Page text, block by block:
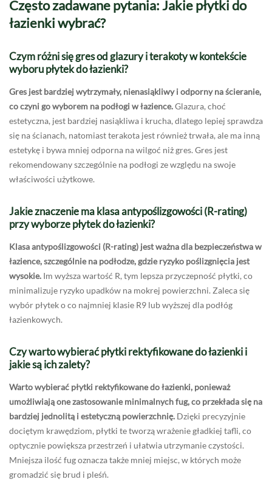
Często zadawane pytania: Jakie płytki do
łazienki wybrać?
Czym różni się gres od glazury i terakoty w kontekście
wyboru płytek do łazienki?
Gres jest bardziej wytrzymały, nienasiąkliwy i odporny na ścieranie,
co czyni go wyborem na podłogi w łazience.Glazura, choć
estetyczna, jest bardziej nasiąkliwa i krucha, dlatego lepiej sprawdza
się na ścianach, natomiast terakota jest również trwała, ale ma inną
estetykę i bywa mniej odporna na wilgoć niż gres. Gres jest
rekomendowany szczególnie na podłogi ze względu na swoje
właściwości użytkowe.
Jakie znaczenie ma klasa antypoślizgowości (R-rating)
przy wyborze płytek do łazienki?
Klasa antypoślizgowości (R-rating) jest ważna dla bezpieczeństwa w
łazience, szczególnie na podłodze, gdzie ryzyko poślizgnięcia jest
wysokie. Im wyższa wartość R, tym lepsza przyczepność płytki, co
minimalizuje ryzyko upadków na mokrej powierzchni. Zaleca się
wybór płytek o co najmniej klasie R9 lub wyższej dla podłóg
łazienkowych.
Czy warto wybierać płytki rektyfikowane do łazienki i
jakie są ich zalety?
Warto wybierać płytki rektyfikowane do łazienki, ponieważ
umożliwiają one zastosowanie minimalnych fug, co przekłada się na
bardziej jednolitą i estetyczną powierzchnię. Dzięki precyzyjnie
dociętym krawędziom, płytki te tworzą wrażenie gładkiej tafli, co
optycznie powiększa przestrzeń i ułatwia utrzymanie czystości.
Mniejsza ilość fug oznacza także mniej miejsc, w których może
gromadzić się brud i pleśń.